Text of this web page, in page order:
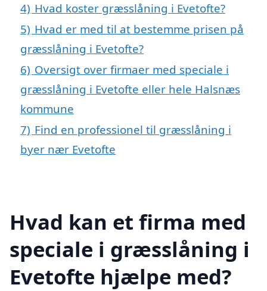
4) Hvad koster græsslåning i Evetofte?
5) Hvad er med til at bestemme prisen på
græsslåning i Evetofte?
6) Oversigt over firmaer med speciale i
græsslåning i Evetofte eller hele Halsnæs
kommune
7) Find en professionel til græsslåning i
byer nær Evetofte
Hvad kan et firma med
speciale i græsslåning i
Evetofte hjælpe med?